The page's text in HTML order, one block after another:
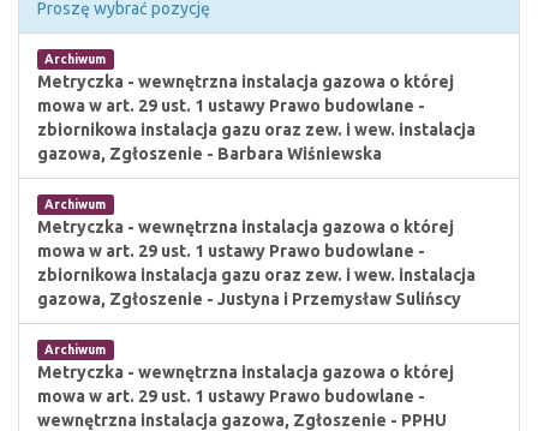
Proszę wybrać pozycję
Archiwum
Metryczka - wewnętrzna instalacja gazowa o której
mowa w art. 29 ust. 1 ustawy Prawo budowlane -
zbiornikowa instalacja gazu oraz zew. i wew. instalacja
gazowa, Zgłoszenie - Barbara Wiśniewska
Archiwum
Metryczka - wewnętrzna instalacja gazowa o której
mowa w art. 29 ust. 1 ustawy Prawo budowlane -
zbiornikowa instalacja gazu oraz zew. i wew. instalacja
gazowa, Zgłoszenie - Justyna i Przemysław Sulińscy
Archiwum
Metryczka - wewnętrzna instalacja gazowa o której
mowa w art. 29 ust. 1 ustawy Prawo budowlane -
wewnętrzna instalacja gazowa, Zgłoszenie - PPHU